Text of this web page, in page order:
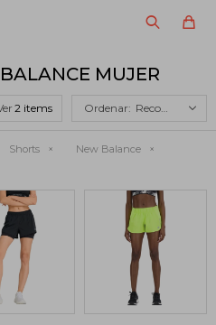
MUJER
Recomendados
Shorts New Balance